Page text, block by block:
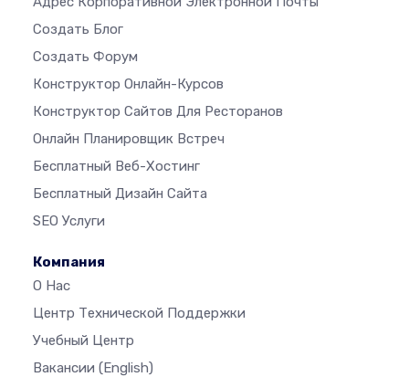
Создать Блог
Создать Форум
Конструктор Онлайн-Курсов
Конструктор Сайтов Для Ресторанов
Онлайн Планировщик Встреч
Бесплатный Веб-Хостинг
Бесплатный Дизайн Сайта
SEO Услуги
Компания
О Нас
Центр Технической Поддержки
Учебный Центр
Вакансии (English)